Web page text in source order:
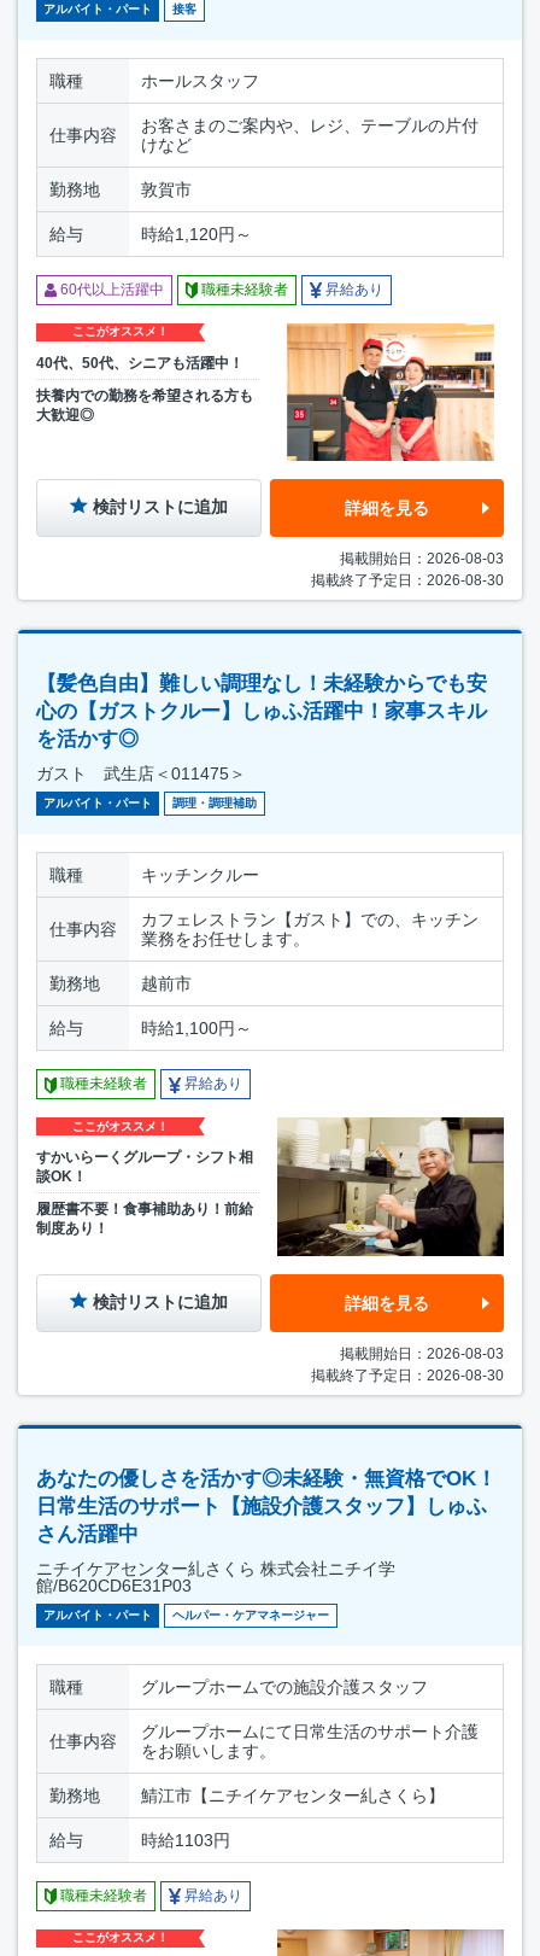
アルバイト・パート 接客
職種 ホールスタッフ
仕事内容
お客さまのご案内や、レジ、テーブルの片付
けなど
勤務地 敦賀市
給与 時給1,120円～
60代以上活躍中 職種未経験者 昇給あり
ここがオススメ！
40代、50代、シニアも活躍中！
扶養内での勤務を希望される方も
大歓迎◎
検討リストに追加 詳細を見る
掲載開始日：2026-08-03
掲載終了予定日：2026-08-30
【髪色自由】難しい調理なし！未経験からでも安
心の【ガストクルー】しゅふ活躍中！家事スキル
を活かす◎
ガスト 武生店＜011475＞
アルバイト・パート 調理・調理補助
職種 キッチンクルー
仕事内容
カフェレストラン【ガスト】での、キッチン
業務をお任せします。
勤務地 越前市
給与 時給1,100円～
職種未経験者 昇給あり
ここがオススメ！
すかいらーくグループ・シフト相
談OK！
履歴書不要！食事補助あり！前給
制度あり！
検討リストに追加 詳細を見る
掲載開始日：2026-08-03
掲載終了予定日：2026-08-30
あなたの優しさを活かす◎未経験・無資格でOK！
日常生活のサポート【施設介護スタッフ】しゅふ
さん活躍中
ニチイケアセンター糺さくら 株式会社ニチイ学
館/B620CD6E31P03
アルバイト・パート ヘルパー・ケアマネージャー
職種 グループホームでの施設介護スタッフ
仕事内容
グループホームにて日常生活のサポート介護
をお願いします。
勤務地 鯖江市【ニチイケアセンター糺さくら】
給与 時給1103円
職種未経験者 昇給あり
ここがオススメ！